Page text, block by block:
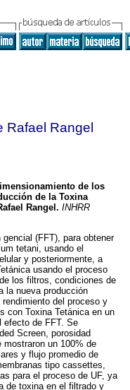
Rafael Rangel
de los
de la Toxina
Rangel . INHRR
(FFT), para obtener
tetani, usando el
y posteriormente, a
usando el proceso
los filtros, condiciones de
la nueva producción
del proceso y
con Toxina Tetánica en un
efecto de FFT. Se
Screen, porosidad
un 100% de
y flujo promedio de
tipo cassettes,
para el proceso de UF, ya
de toxina en el filtrado y